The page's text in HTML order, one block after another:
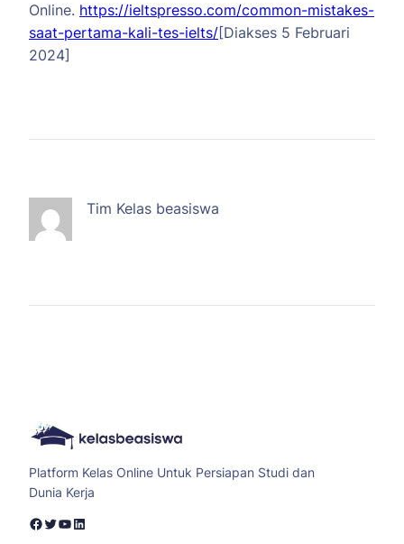
Online. https://ieltspresso.com/common-mistakes-
saat-pertama-kali-tes-ielts/[Diakses 5 Februari
2024]
Tim Kelas beasiswa
Platform Kelas Online Untuk Persiapan Studi dan
Dunia Kerja
Facebook Twitter YouTube LinkedIn